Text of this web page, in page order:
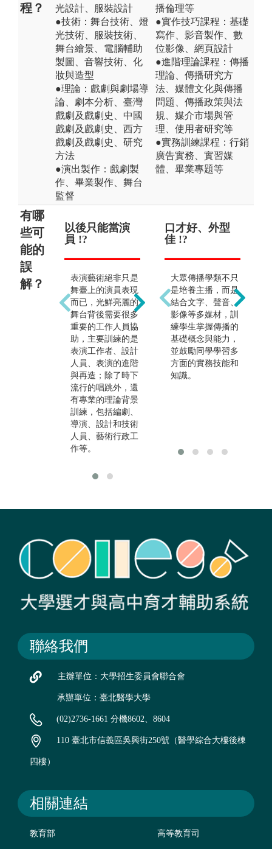
程？
光設計、服裝設計
●技術：舞台技術、燈
光技術、服裝技術、
舞台繪景、電腦輔助
製圖、音響技術、化
妝與造型
●理論：戲劇與劇場導
論、劇本分析、臺灣
戲劇及戲劇史、中國
戲劇及戲劇史、西方
戲劇及戲劇史、研究
方法
●演出製作：戲劇製
作、畢業製作、舞台
監督
播倫理等
●實作技巧課程：基礎
寫作、影音製作、數
位影像、網頁設計
●進階理論課程：傳播
理論、傳播研究方
法、媒體文化與傳播
問題、傳播政策與法
規、媒介市場與管
理、使用者研究等
●實務訓練課程：行銷
廣告實務、實習媒
體、畢業專題等
有哪
些可
能的
誤
解？
以後只能當演
員 !?
表演藝術絕非只是
舞臺上的演員表現
而已，光鮮亮麗的
舞台背後需要很多
重要的工作人員協
助，主要訓練的是
表演工作者、設計
人員、表演的進階
與再造；除了時下
流行的唱跳外，還
有專業的理論背景
訓練，包括編劇、
導演、設計和技術
人員、藝術行政工
作等。
畢業後就能當
藝人（明星）
本學類的教育宗旨
不只是訓練狹義的
「劇場工作者」，
而是一群能觸類旁
通的「創作者」。
口才好、外型
佳 !?
大眾傳播學類不只
是培養主播，而是
結合文字、聲音、
影像等多媒材，訓
練學生掌握傳播的
基礎概念與能力，
並鼓勵同學學習多
方面的實務技能和
知識。
聯絡我們
主辦單位：大學招生委員會聯合會
承辦單位：臺北醫學大學
(02)2736-1661 分機8602、8604
110 臺北市信義區吳興街250號（醫學綜合大樓後棟
四樓）
相關連結
教育部 高等教育司